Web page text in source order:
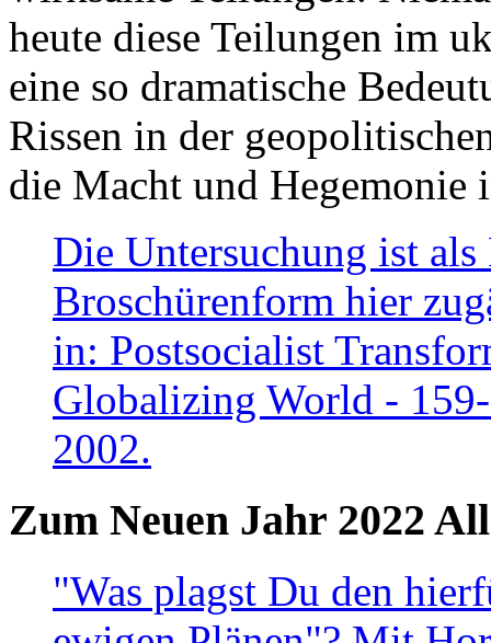
heute diese Teilungen im
eine so dramatische
Rissen in der
die Macht und Hegemonie
Die Untersuchung ist
Broschürenform hier
in: Postsocialist
Globalizing World -
2002.
Zum Neuen Jahr 2022
"Was plagst Du den